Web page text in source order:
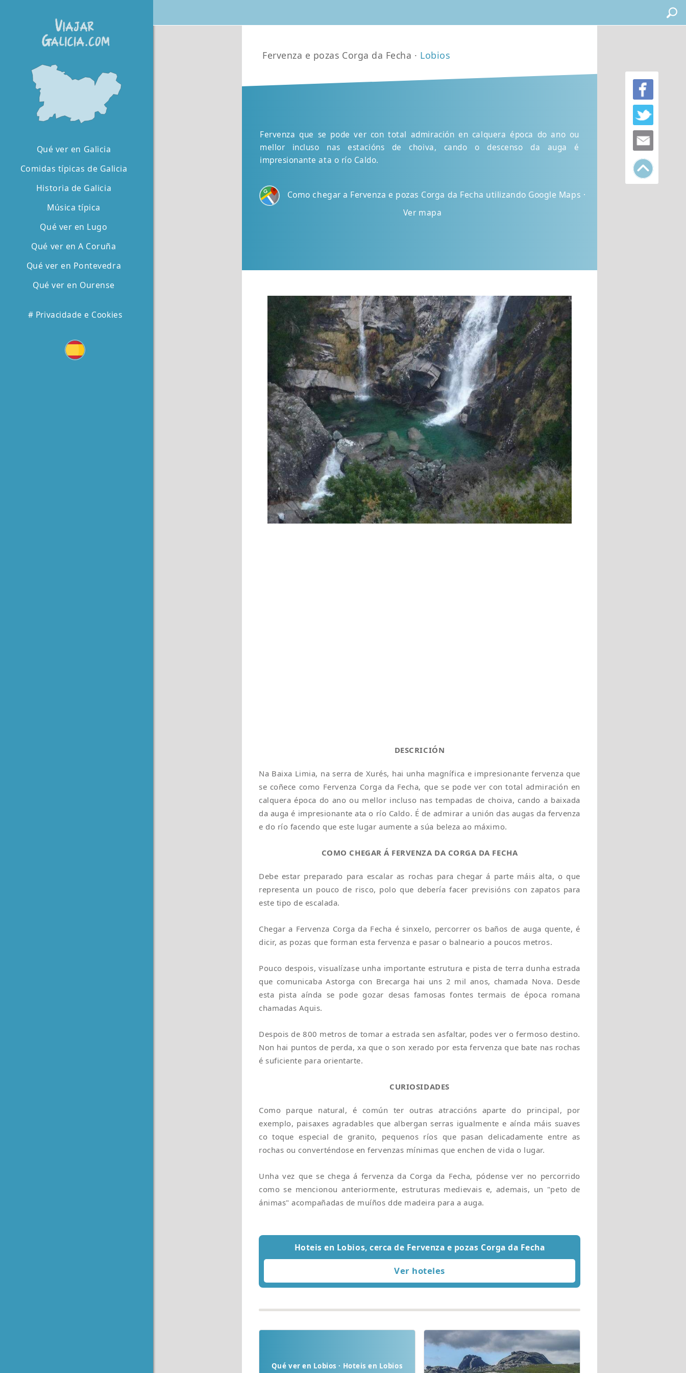
Fervenza e pozas Corga da Fecha · Lobios
Fervenza que se pode ver con total admiración en calquera época do ano ou
mellor incluso nas estacións de choiva, cando o descenso da auga é
impresionante ata o río Caldo.
Como chegar a Fervenza e pozas Corga da Fecha utilizando Google Maps ·
Ver mapa
DESCRICIÓN
Na Baixa Limia, na serra de Xurés, hai unha magnífica e impresionante fervenza que
se coñece como Fervenza Corga da Fecha, que se pode ver con total admiración en
calquera época do ano ou mellor incluso nas tempadas de choiva, cando a baixada
da auga é impresionante ata o río Caldo. É de admirar a unión das augas da fervenza
e do río facendo que este lugar aumente a súa beleza ao máximo.
COMO CHEGAR Á FERVENZA DA CORGA DA FECHA
Debe estar preparado para escalar as rochas para chegar á parte máis alta, o que
representa un pouco de risco, polo que debería facer previsións con zapatos para
este tipo de escalada.
Chegar a Fervenza Corga da Fecha é sinxelo, percorrer os baños de auga quente, é
dicir, as pozas que forman esta fervenza e pasar o balneario a poucos metros.
Pouco despois, visualízase unha importante estrutura e pista de terra dunha estrada
que comunicaba Astorga con Brecarga hai uns 2 mil anos, chamada Nova. Desde
esta pista aínda se pode gozar desas famosas fontes termais de época romana
chamadas Aquis.
Despois de 800 metros de tomar a estrada sen asfaltar, podes ver o fermoso destino.
Non hai puntos de perda, xa que o son xerado por esta fervenza que bate nas rochas
é suficiente para orientarte.
CURIOSIDADES
Como parque natural, é común ter outras atraccións aparte do principal, por
exemplo, paisaxes agradables que albergan serras igualmente e aínda máis suaves
co toque especial de granito, pequenos ríos que pasan delicadamente entre as
rochas ou converténdose en fervenzas mínimas que enchen de vida o lugar.
Unha vez que se chega á fervenza da Corga da Fecha, pódense ver no percorrido
como se mencionou anteriormente, estruturas medievais e, ademais, un "peto de
ánimas" acompañadas de muíños dde madeira para a auga.
Hoteis en Lobios, cerca de Fervenza e pozas Corga da Fecha
Qué ver en Lobios · Hoteis en Lobios
Qué ver en Galicia
Comidas típicas de Galicia
Historia de Galicia
Música típica
Qué ver en Lugo
Qué ver en A Coruña
Qué ver en Pontevedra
Qué ver en Ourense
# Privacidade e Cookies